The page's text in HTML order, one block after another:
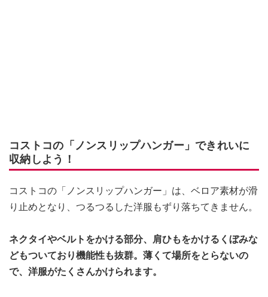
コストコの「ノンスリップハンガー」できれいに
収納しよう！
コストコの「ノンスリップハンガー」は、ベロア素材が滑
り止めとなり、つるつるした洋服もずり落ちてきません。
ネクタイやベルトをかける部分、肩ひもをかけるくぼみな
どもついており機能性も抜群。薄くて場所をとらないの
で、洋服がたくさんかけられます。